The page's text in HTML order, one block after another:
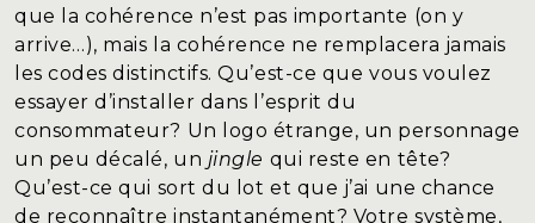
que la cohérence n’est pas importante (on y
arrive…), mais la cohérence ne remplacera jamais
les codes distinctifs. Qu’est-ce que vous voulez
essayer d’installer dans l’esprit du
consommateur? Un logo étrange, un personnage
un peu décalé, un jingle qui reste en tête?
Qu’est-ce qui sort du lot et que j’ai une chance
de reconnaître instantanément? Votre système,